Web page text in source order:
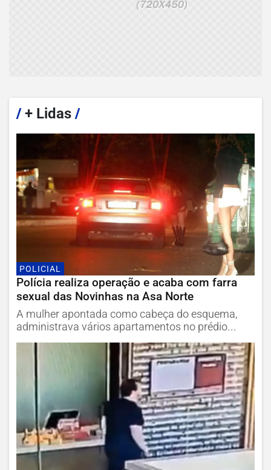
/+ Lidas /
POLICIAL
Polícia realiza operação e acaba com farra
sexual das Novinhas na Asa Norte
A mulher apontada como cabeça do esquema,
administrava vários apartamentos no prédio...